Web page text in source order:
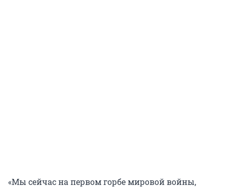
«Мы сейчас на первом горбе мировой войны,